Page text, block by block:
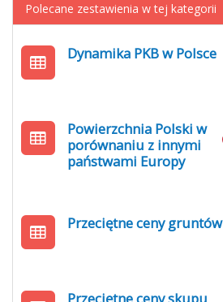
Polecane zestawienia w tej kategorii
Dynamika PKB w Polsce
Powierzchnia Polski w
porównaniu z innymi
państwami Europy
Przeciętne ceny gruntów